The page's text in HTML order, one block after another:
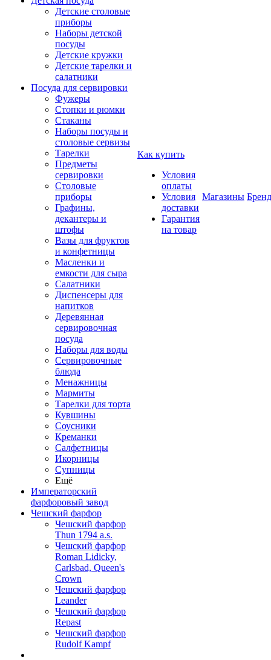
Детские столовые
приборы
Наборы детской
посуды
Детские кружки
Детские тарелки и
салатники
Посуда для сервировки
Фужеры
Стопки и рюмки
Стаканы
Наборы посуды и
столовые сервизы
Тарелки
Предметы
сервировки
Столовые
приборы
Графины,
декантеры и
штофы
Вазы для фруктов
и конфетницы
Масленки и
емкости для сыра
Салатники
Диспенсеры для
напитков
Деревянная
сервировочная
посуда
Наборы для воды
Сервировочные
блюда
Менажницы
Мармиты
Тарелки для торта
Кувшины
Соусники
Креманки
Салфетницы
Икорницы
Супницы
Ещё
Императорский
фарфоровый завод
Чешский фарфор
Чешский фарфор
Thun 1794 a.s.
Чешский фарфор
Roman Lidicky,
Carlsbad, Queen's
Crown
Чешский фарфор
Leander
Чешский фарфор
Repast
Чешский фарфор
Rudolf Kampf
Как купить
Условия
оплаты
Условия
доставки
Гарантия
на товар
Магазины